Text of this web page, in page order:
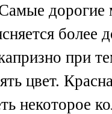
более
при
цвет.
некоторое